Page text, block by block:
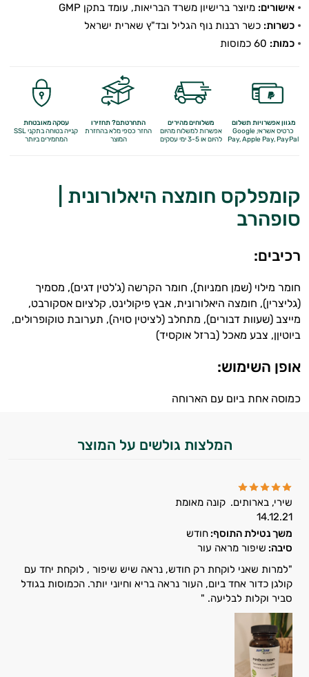
אישורים: מיוצר ברישיון משרד הבריאות, עומד בתקן GMP
כשרות: כשר רבנות נוף הגליל ובד"ץ שארית ישראל
כמות:
מגוון אפשרויות תשלום
כרטיס אשראי, Google
Pay,Apple Pay, PayPal
משלוחים מהירים
אפשרות למשלוח מהיום
להיום או 3-5 ימי עסקים
התחרטתם? תחזירו
החזר כספי מלאבהחזרת
המוצר
עסקה מאובטחת
קנייה בטוחה בתקני SSL
המחמירים ביותר
קומפלקס חומצה היאלורונית |
סופהרב
רכיבים:
חומר מילוי (שמן חמניות), חומר הקרשה (ג'לטין דגים), מסמיך
(גליצרין), חומצה היאלורונית, אבץ פיקולינט, קלציום אסקורבט,
מייצב (שעוות דבורים), מתחלב (לציטין סויה), תערובת טוקופרולים,
ביוטיןן, צבע מאכל (ברזל אוקסיד)
אופן השימוש:
כמוסה אחת ביום עם הארוחה
המלצות גולשים על המוצר
שירי, בארותים. קונה מאומת
14.12.21
משך נטילת התוסף: חודש
סיבה: שיפור מראה עור
"למרות שאני לוקחת רק חודש, נראה שיש שיפור , לוקחת יחד עם
קולגן כדור אחד ביום, העור נראה בריא וחיוני יותר. הכמוסות בגודל
סביר וקלות לבליעה. "